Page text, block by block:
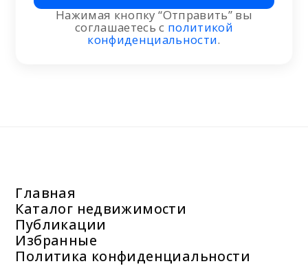
Нажимая кнопку “Отправить” вы
соглашаетесь с политикой
конфиденциальности.
Главная
Каталог недвижимости
Публикации
Избранные
Политика конфиденциальности